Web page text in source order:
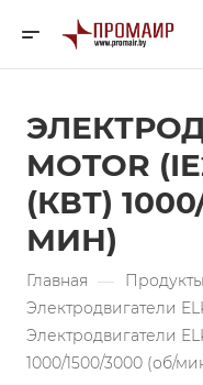
MOTOR
(КВТ)
МИН)
Главная — Продукты
Электродвигатели
Электродвигатели
1000/1500/3000 (об/